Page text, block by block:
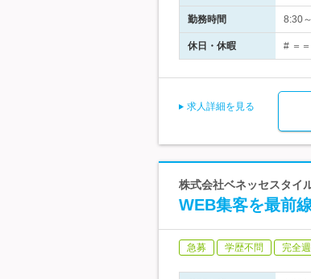
勤務時間 8:30
休日・休暇 # ＝
求人詳細を見る
株式会社ベネッセスタイ
WEB集客を最前
急募 学歴不問 完全